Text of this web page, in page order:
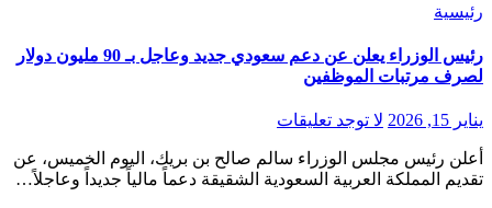
رئيسية
رئيس الوزراء يعلن عن دعم سعودي جديد وعاجل بـ 90 مليون دولار
لصرف مرتبات الموظفين
يناير 15, 2026 لا توجد تعليقات
تقديم المملكة العربية السعودية الشقيقة دعماً مالياً جديداً وعاجلاً…